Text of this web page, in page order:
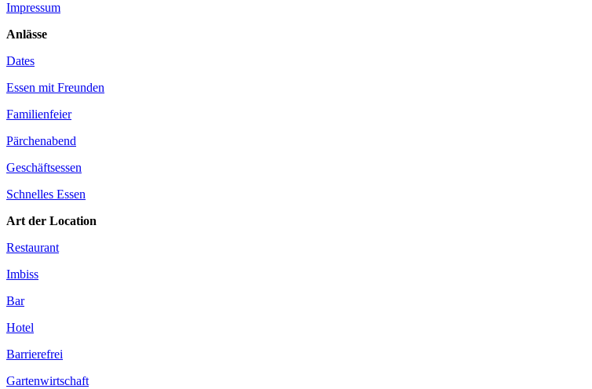
Impressum
Anlässe
Dates
Essen mit Freunden
Familienfeier
Pärchenabend
Geschäftsessen
Schnelles Essen
Art der Location
Restaurant
Imbiss
Bar
Hotel
Barrierefrei
Gartenwirtschaft